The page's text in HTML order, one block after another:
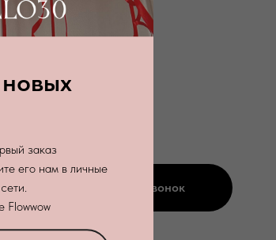
заказ
его нам в личные
Flowwow
конфиденциальности
Заказать звонок